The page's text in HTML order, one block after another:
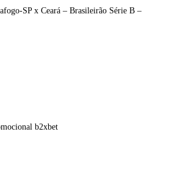
SP x Ceará – Brasileirão Série B –
b2xbet